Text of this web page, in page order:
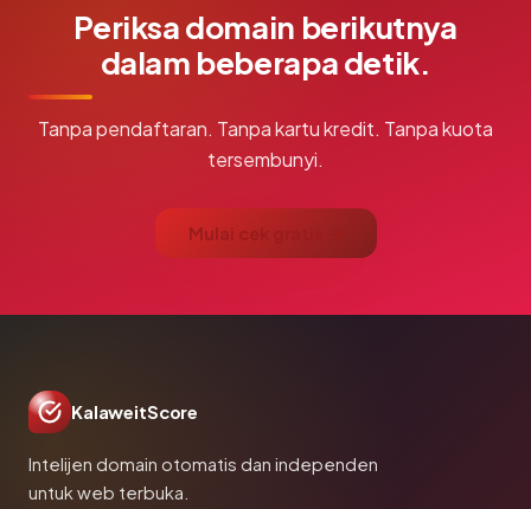
Periksa domain berikutnya
dalam beberapa detik.
Tanpa pendaftaran. Tanpa kartu kredit. Tanpa kuota
tersembunyi.
Mulai cek gratis →
KalaweitScore
Intelijen domain otomatis dan independen
untuk web terbuka.